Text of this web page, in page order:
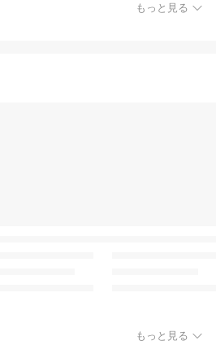
もっと見る
もっと見る